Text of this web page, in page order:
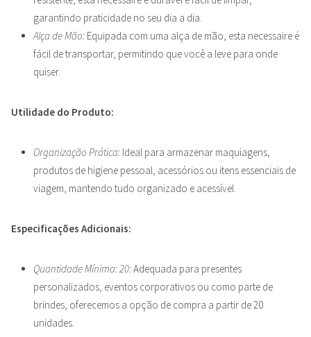
garantindo praticidade no seu dia a dia.
Alça de Mão: Equipada com uma alça de mão, esta necessaire é
fácil de transportar, permitindo que você a leve para onde
quiser.
Utilidade do Produto:
Organização Prática: Ideal para armazenar maquiagens,
produtos de higiene pessoal, acessórios ou itens essenciais de
viagem, mantendo tudo organizado e acessível.
Especificações Adicionais:
Quantidade Mínima: 20:Adequada para presentes
personalizados, eventos corporativos ou como parte de
brindes, oferecemos a opção de compra a partir de 20
unidades.